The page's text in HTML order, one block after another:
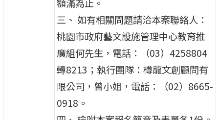
額滿為止。
三、 如有相關問題請洽本案聯絡人：
桃園市政府藝文設施管理中心教育推
廣組何先生，電話：（03）4258804
轉8213；執行團隊：樽龍文創顧問有
限公司，曾小姐，電話：（02）8665-
0918。